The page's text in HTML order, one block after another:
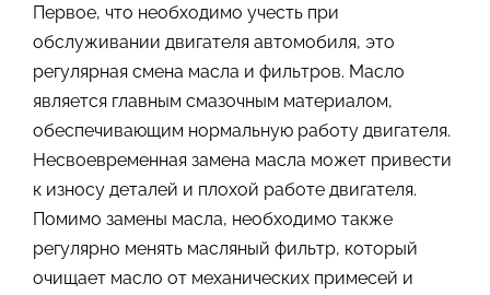
Первое, что необходимо учесть при
обслуживании двигателя автомобиля, это
регулярная смена масла и фильтров. Масло
является главным смазочным материалом,
обеспечивающим нормальную работу двигателя.
Несвоевременная замена масла может привести
к износу деталей и плохой работе двигателя.
Помимо замены масла, необходимо также
регулярно менять масляный фильтр, который
очищает масло от механических примесей и